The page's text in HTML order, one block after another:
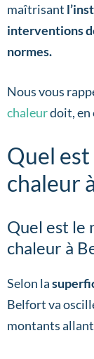
maîtrisant
interventions
normes.
Nous vous
chaleurdoit, en
Quel est
chaleur
Quel est le
chaleur à
Selon la
Belfort va
montants allant